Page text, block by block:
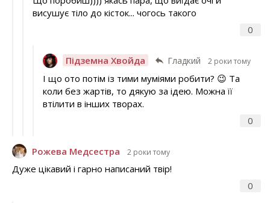
0
висушує тіло до кісток... чогось такого
Підземна Хвойда Гладкий 2 роки тому
0
І що ото потім із тими муміями робити? 😉 Та
коли без жартів, то дякую за ідею. Можна її
втілити в інших творах.
Рожева Медсестра 2 роки тому
0
Дуже цікавий і гарно написаний твір!